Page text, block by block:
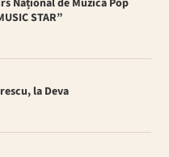
STAR”
la Deva